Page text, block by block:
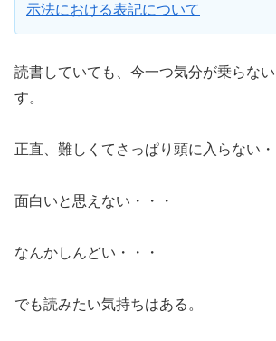
示法における表記について
読書していても、今一つ気分が乗らな
す。
正直、難しくてさっぱり頭に入らない・
面白いと思えない・・・
なんかしんどい・・・
でも読みたい気持ちはある。